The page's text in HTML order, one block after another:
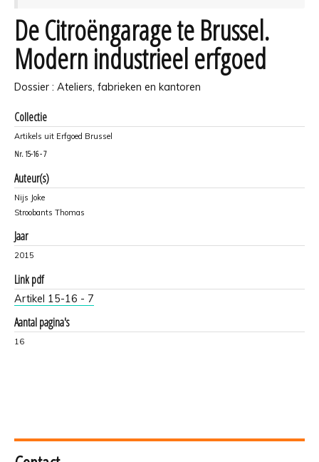
De Citroëngarage te Brussel.
Modern industrieel erfgoed
Dossier : Ateliers, fabrieken en kantoren
Collectie
Artikels uit Erfgoed Brussel
Nr. 15-16 - 7
Auteur(s)
Nijs Joke
Stroobants Thomas
Jaar
2015
Link pdf
Artikel 15-16 - 7
Aantal pagina's
16